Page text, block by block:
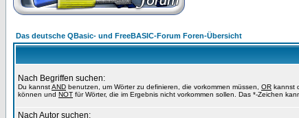
Das deutsche QBasic- und FreeBASIC-Forum Foren-Übersicht
Nach Begriffen suchen:
Du kannstAND benutzen, um Wörter zu definieren, die vorkommen müssen, OR kannst
können und NOT für Wörter, die im Ergebnis nicht vorkommen sollen. Das *-Zeichen
Nach Autor suchen: